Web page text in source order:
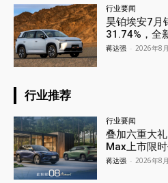
行业要闻
昊铂埃安7月
31.74%，全
蒋达强 - 2026年8
行业推荐
行业要闻
叠加六重大
Max上市限
蒋达强 - 2026年8